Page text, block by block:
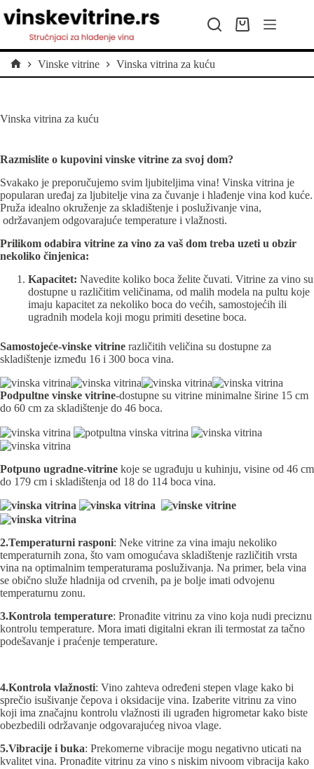
na
Kolica
kupovinu
Početna
Vinske vitrine Vinska vitrina za kuću
Vinska vitrina za kuću
Razmislite o kupovini vinske vitrine za svoj dom?
Svakako je preporučujemo svim ljubiteljima vina! Vinska vitrina je
popularan uređaj za ljubitelje vina za čuvanje i hlađenje vina kod kuće.
Pruža idealno okruženje za skladištenje i posluživanje vina,
održavanjem odgovarajuće temperature i vlažnosti.
Prilikom odabira vitrine za vino za vaš dom treba uzeti u obzir
nekoliko činjenica:
Kapacitet: Navedite koliko boca želite čuvati. Vitrine za vino su
dostupne u različitim veličinama, od malih modela na pultu koje
imaju kapacitet za nekoliko boca do većih, samostojećih ili
ugradnih modela koji mogu primiti desetine boca.
Samostojeće-vinske vitrine različitih veličina su dostupne za
skladištenje između 16 i 300 boca vina.
Podpultne vinske vitrine-dostupne su vitrine minimalne širine 15 cm
do 60 cm za skladištenje do 46 boca.
Potpuno ugradne-vitrine koje se ugrađuju u kuhinju, visine od 46 cm
do 179 cm i skladištenja od 18 do 114 boca vina.
2.Temperaturni rasponi: Neke vitrine za vina imaju nekoliko
temperaturnih zona, što vam omogućava skladištenje različitih vrsta
vina na optimalnim temperaturama posluživanja. Na primer, bela vina
se obično služe hladnija od crvenih, pa je bolje imati odvojenu
temperaturnu zonu.
3.Kontrola temperature: Pronađite vitrinu za vino koja nudi preciznu
kontrolu temperature. Mora imati digitalni ekran ili termostat za tačno
podešavanje i praćenje temperature.
4.Kontrola vlažnosti: Vino zahteva određeni stepen vlage kako bi
sprečio isušivanje čepova i oksidacije vina. Izaberite vitrinu za vino
koji ima značajnu kontrolu vlažnosti ili ugrađen higrometar kako biste
obezbedili održavanje odgovarajućeg nivoa vlage.
5.Vibracije i buka: Prekomerne vibracije mogu negativno uticati na
kvalitet vina. Pronađite vitrinu za vino s niskim nivoom vibracija kako